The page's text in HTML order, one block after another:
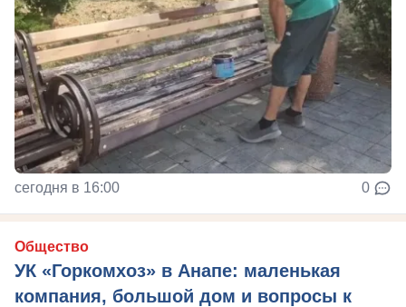
сегодня в 16:00 0
Общество
УК «Горкомхоз» в Анапе: маленькая
компания, большой дом и вопросы к